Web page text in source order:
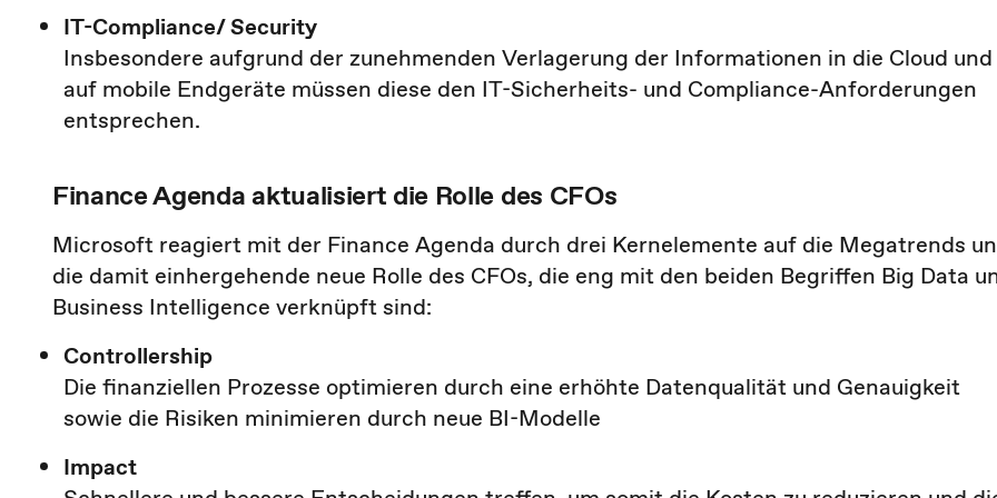
IT-Compliance/ Security
Insbesondere aufgrund der zunehmenden Verlagerung der Informationen in die Cloud und
auf mobile Endgeräte müssen diese den IT-Sicherheits- und Compliance-Anforderungen
entsprechen.
Finance Agenda aktualisiert die Rolle des CFOs
Microsoft reagiert mit der Finance Agenda durch drei Kernelemente auf die Megatrends
die damit einhergehende neue Rolle des CFOs, die eng mit den beiden Begriffen Big Data
Business Intelligence verknüpft sind:
Controllership
Die finanziellen Prozesse optimieren durch eine erhöhte Datenqualität und Genauigkeit
sowie die Risiken minimieren durch neue BI-Modelle
Impact